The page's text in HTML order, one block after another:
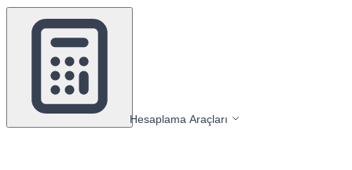
Hesaplama Araçları